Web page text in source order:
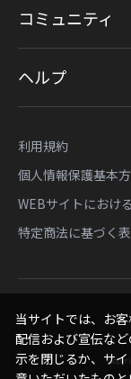
コミュニティ
ヘルプ
利用規約
個人情報保護基本
WEBサイトにおけ
特定商法に基づく
当サイトでは、お
配信および宣伝な
示を閉じるか、サ